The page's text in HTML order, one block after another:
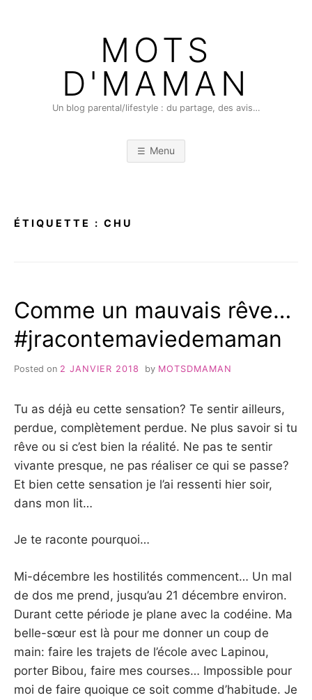
MOTS
D'MAMAN
Un blog parental/lifestyle : du partage, des avis…
Menu
ÉTIQUETTE : CHU
Comme un mauvais rêve…
#jracontemaviedemaman
Posted on 2 JANVIER 2018 by MOTSDMAMAN
Tu as déjà eu cette sensation? Te sentir ailleurs,
perdue, complètement perdue. Ne plus savoir si tu
rêve ou si c’est bien la réalité. Ne pas te sentir
vivante presque, ne pas réaliser ce qui se passe?
Et bien cette sensation je l’ai ressenti hier soir,
dans mon lit…
Je te raconte pourquoi…
Mi-décembre les hostilités commencent… Un mal
de dos me prend, jusqu’au 21 décembre environ.
Durant cette période je plane avec la codéine. Ma
belle-sœur est là pour me donner un coup de
main: faire les trajets de l’école avec Lapinou,
porter Bibou, faire mes courses… Impossible pour
moi de faire quoique ce soit comme d’habitude. Je